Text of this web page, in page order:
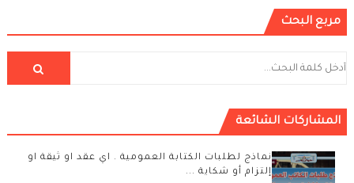
مربع البحث
المشاركات الشائعة
نماذج لطلبات الكتابة العمومية . اي عقد او ثيقة او
إلتزام أو شكاية ...